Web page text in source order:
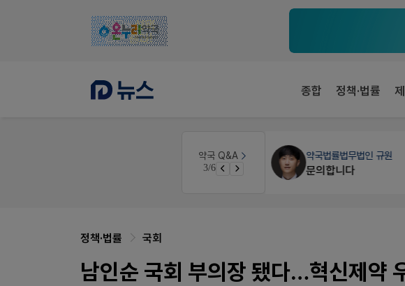
종합 정책·법률
약국 Q&A
3/6
경단녀요건중 근로스득원천징수액
약국법률법무법인 규원
문의합니다
정책·법률 국회
남인순 국회 부의장 됐다…혁신제약